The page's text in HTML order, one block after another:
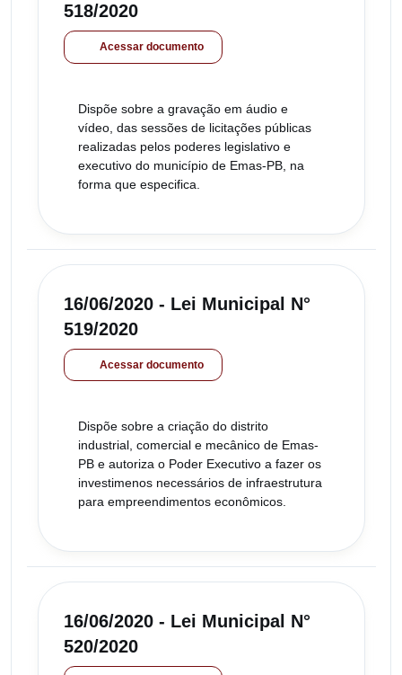
518/2020
Acessar documento
Dispõe sobre a gravação em áudio e
vídeo, das sessões de licitações públicas
realizadas pelos poderes legislativo e
executivo do município de Emas-PB, na
forma que especifica.
16/06/2020 - Lei Municipal N°
519/2020
Acessar documento
Dispõe sobre a criação do distrito
industrial, comercial e mecânico de Emas-
PB e autoriza o Poder Executivo a fazer os
investimenos necessários de infraestrutura
para empreendimentos econômicos.
16/06/2020 - Lei Municipal N°
520/2020